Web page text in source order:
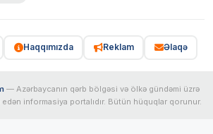
Haqqımızda Reklam Əlaqə
— Azərbaycanın qərb bölgəsi və ölkə gündəmi üzrə
informasiya portalıdır. Bütün hüquqlar qorunur.